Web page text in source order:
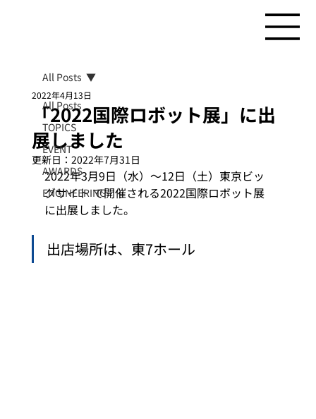
All Posts
TOPICS
EVENT
AWARDS
ENGINEERING
All Posts
「2022国際ロボット展」に出
展しました
2022年4月13日
更新日： 2022年7月31日
2022年3月9日（水）～12日（土）東京ビッ
グサイト で開催される2022国際ロボット展
に出展しました。
出店場所は、東7ホール